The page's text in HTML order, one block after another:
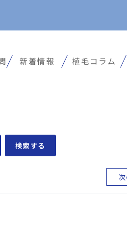
新着情報 植毛コラム
検索する